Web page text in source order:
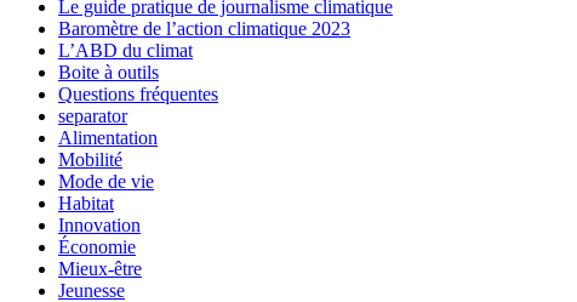
Le guide pratique de journalisme climatique
Baromètre de l’action climatique 2023
L’ABD du climat
Boite à outils
Questions fréquentes
separator
Alimentation
Mobilité
Mode de vie
Habitat
Innovation
Économie
Mieux-être
Jeunesse